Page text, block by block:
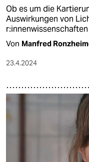
Ob es um die
Auswirkungen von
Von Manfred
23.4.2024